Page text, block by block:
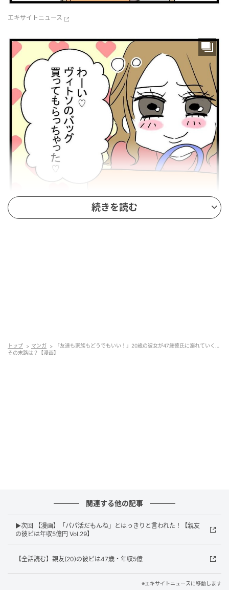
エキサイトニュース
エキサイトニュース 続きを読む
トップ マンガ
「友達も家族もどうでもいい！」20歳の彼女が47歳彼氏に溺れていく…
その末路は？【漫画】
関連する他の記事
▶次回 【漫画】「パパ活だもんね」とはっきりと言われた！【親友
の彼ピは年収5億円 Vol.29】
【全話読む】親友(20)の彼ピは47歳・年収5億
※エキサイトニュースに移動します